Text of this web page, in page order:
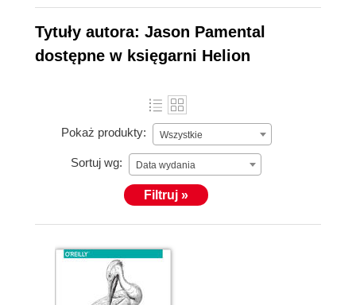
Tytuły autora: Jason Pamental
dostępne w księgarni Helion
Pokaż produkty: Wszystkie
Sortuj wg: Data wydania
Filtruj »